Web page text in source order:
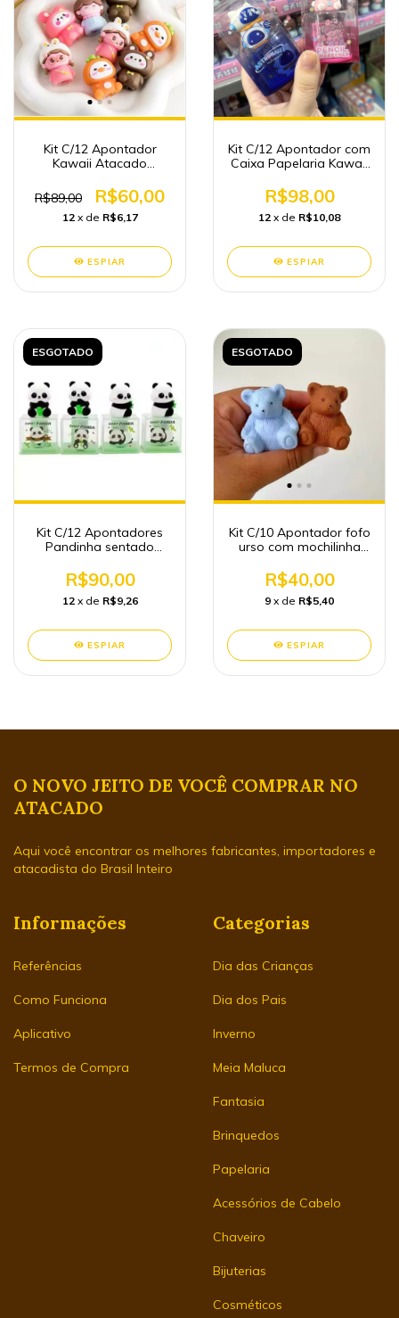
Kit C/12 Apontador
Kawaii Atacado
R$89,00
R$60,00
12 x de R$6,17
ESPIAR
Kit C/12 Apontador com
Caixa Papelaria Kawaii
R$98,00
12 x de R$10,08
ESPIAR
ESGOTADO
Kit C/12 Apontadores
Pandinha sentado
R$90,00
12 x de R$9,26
ESPIAR
ESGOTADO
Kit C/10 Apontador fofo
urso com mochilinha
R$40,00
9 x de R$5,40
ESPIAR
O NOVO JEITO DE VOCÊ COMPRAR NO
ATACADO
Aqui você encontrar os melhores fabricantes, importadores e
atacadista do Brasil Inteiro
Informações
Referências
Como Funciona
Aplicativo
Termos de Compra
Categorias
Dia das Crianças
Dia dos Pais
Inverno
Meia Maluca
Fantasia
Brinquedos
Papelaria
Acessórios de Cabelo
Chaveiro
Bijuterias
Cosméticos